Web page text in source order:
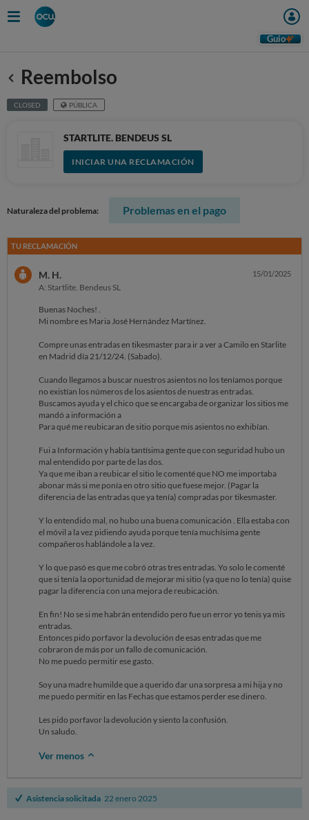
Guio
Anterior
Reembolso
CLOSED PÚBLICA
STARTLITE. BENDEUS SL
INICIAR UNA RECLAMACIÓN
Naturaleza del problema: Problemas en el pago
TU RECLAMACIÓN
M. H.
A: Startlite. Bendeus SL
15/01/2025
Buenas Noches! .
Mi nombre es Maria José Hernández Martínez.
Compre unas entradas en tikesmaster para ir a ver a Camilo en Starlite
en Madrid día 21/12/24. (Sabado).
Cuando llegamos a buscar nuestros asientos no los teníamos porque
no existían los números de los asientos de nuestras entradas.
Buscamos ayuda y el chico que se encargaba de organizar los sitios me
mandó a información a
Para qué me reubicaran de sitio porque mis asientos no exhibían.
Fui a Información y había tantísima gente que con seguridad hubo un
mal entendido por parte de las dos.
Ya que me iban a reubicar el sitio le comenté que NO me importaba
abonar más si me ponía en otro sitio que fuese mejor. (Pagar la
diferencia de las entradas que ya tenía) compradas por tikesmaster.
Y lo entendido mal, no hubo una buena comunicación . Ella estaba con
el móvil a la vez pidiendo ayuda porque tenía muchísima gente
compañeros hablándole a la vez.
Y lo que pasó es que me cobró otras tres entradas. Yo solo le comenté
que si tenía la oportunidad de mejorar mi sitio (ya que no lo tenía) quise
pagar la diferencia con una mejora de reubicación.
En fin! No se si me habrán entendido pero fue un error yo tenis ya mis
entradas.
Entonces pido porfavor la devolución de esas entradas que me
cobraron de más por un fallo de comunicación.
No me puedo permitir ese gasto.
Soy una madre humilde que a querido dar una sorpresa a mi hija y no
me puedo permitir en las Fechas que estamos perder ese dinero.
Les pido porfavor la devolución y siento la confusión.
Un saludo.
Ver menos
Asistencia solicitada 22 enero 2025